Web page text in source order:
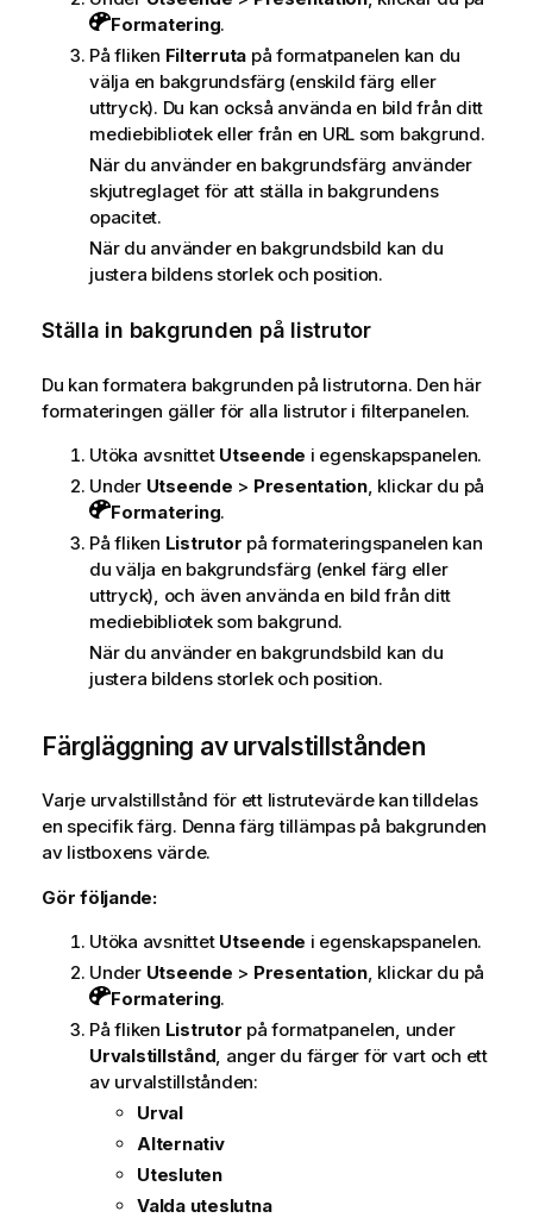
Formatering.
På fliken Filterruta på formatpanelen kan du
välja en bakgrundsfärg (enskild färg eller
uttryck). Du kan också använda en bild från ditt
mediebibliotek eller från en URL som bakgrund.
När du använder en bakgrundsfärg använder
skjutreglaget för att ställa in bakgrundens
opacitet.
När du använder en bakgrundsbild kan du
justera bildens storlek och position.
Ställa in bakgrunden på listrutor
Du kan formatera bakgrunden på listrutorna. Den här
formateringen gäller för alla listrutor i filterpanelen.
Utöka avsnittet Utseende i egenskapspanelen.
Under Utseende > Presentation, klickar du på
Formatering.
På fliken Listrutor på formateringspanelen kan
du välja en bakgrundsfärg (enkel färg eller
uttryck), och även använda en bild från ditt
mediebibliotek som bakgrund.
När du använder en bakgrundsbild kan du
justera bildens storlek och position.
Färgläggning av urvalstillstånden
Varje urvalstillstånd för ett listrutevärde kan tilldelas
en specifik färg. Denna färg tillämpas på bakgrunden
av listboxens värde.
Gör följande:
Utöka avsnittet Utseende i egenskapspanelen.
Under Utseende > Presentation, klickar du på
Formatering.
På fliken Listrutor på formatpanelen, under
Urvalstillstånd, anger du färger för vart och ett
av urvalstillstånden:
Urval
Alternativ
Utesluten
Valda uteslutna